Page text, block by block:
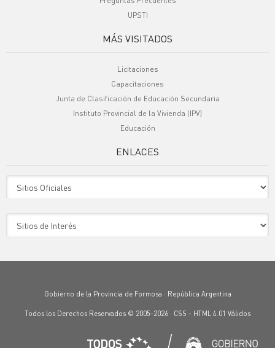
UPSTI
MÁS VISITADOS
Licitaciones
Capacitaciones
Junta de Clasificación de Educación Secundaria
Instituto Provincial de la Vivienda (IPV)
Educación
ENLACES
Gobierno de la Provincia de Formosa · República Argentina
Todos los Derechos Reservados © 2005-2026 · CSS - HTML 4.01 Válidos